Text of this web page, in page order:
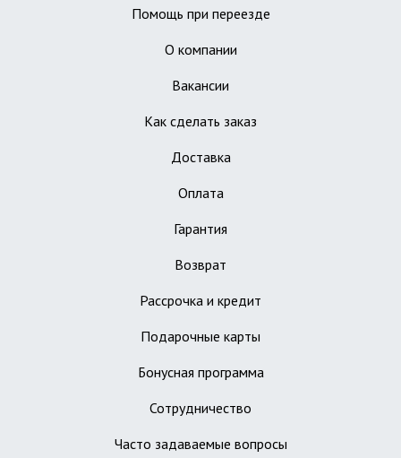
Помощь при переезде
О компании
Вакансии
Как сделать заказ
Доставка
Оплата
Гарантия
Возврат
Рассрочка и кредит
Подарочные карты
Бонусная программа
Сотрудничество
Часто задаваемые вопросы